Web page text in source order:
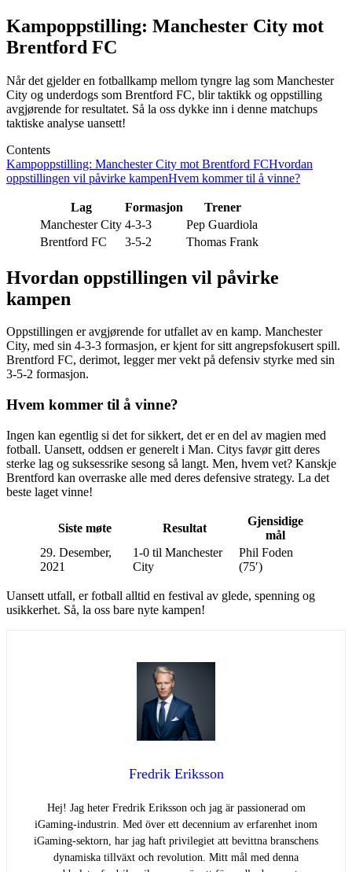
Kampoppstilling: Manchester City mot
Brentford FC
Når det gjelder en fotballkamp mellom tyngre lag som Manchester
City og underdogs som Brentford FC, blir taktikk og oppstilling
avgjørende for resultatet. Så la oss dykke inn i denne matchups
taktiske analyse uansett!
Contents
Kampoppstilling: Manchester City mot Brentford FCHvordan
oppstillingen vil påvirke kampenHvem kommer til å vinne?
Lag Formasjon
Trener
Manchester City 4-3-3
Pep Guardiola
Brentford FC
3-5-2 Thomas Frank
Hvordan oppstillingen vil påvirke
kampen
Oppstillingen er avgjørende for utfallet av en kamp. Manchester
City, med sin 4-3-3 formasjon, er kjent for sitt angrepsfokusert spill.
Brentford FC, derimot, legger mer vekt på defensiv styrke med sin
3-5-2 formasjon.
Hvem kommer til å vinne?
Ingen kan egentlig si det for sikkert, det er en del av magien med
fotball. Uansett, oddsen er generelt i Man. Citys favør gitt deres
sterke lag og suksessrike sesong så langt. Men, hvem vet? Kanskje
Brentford kan overraske alle med deres defensive strategy. La det
beste laget vinne!
Siste møte Resultat
Gjensidige
mål
29. Desember,
2021
1-0 til Manchester
City
Phil Foden
(75′)
Uansett utfall, er fotball alltid en festival av glede, spenning og
usikkerhet. Så, la oss bare nyte kampen!
Fredrik Eriksson
Hej! Jag heter Fredrik Eriksson och jag är passionerad om
iGaming-industrin. Med över ett decennium av erfarenhet inom
iGaming-sektorn, har jag haft privilegiet att bevittna branschens
dynamiska tillväxt och revolution. Mitt mål med denna